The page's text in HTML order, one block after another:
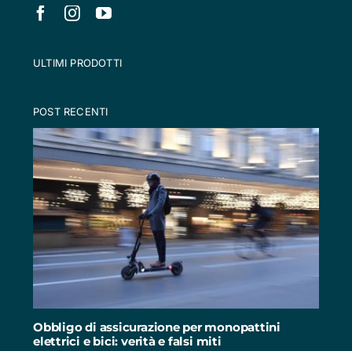
ULTIMI PRODOTTI
POST RECENTI
Obbligo di assicurazione per monopattini
elettrici e bici: verità e falsi miti